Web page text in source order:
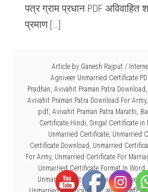
पत्र ग्राम प्रधान PDF अविवाहित
प्रमाण […]
Article by Ganesh Rajput /
Agniveer Unmarried Certificate
Pradhan, Avivahit Praman Patra Download,
Avivahit Praman Patra Download For Army,
pdf, Avivahit Praman Patra Marathi,
Certificate Hindi, Singal Certificate in
Unmarried Certificate, Unmarried
Certificate Download, Unmarried
For Army, Unmarried Certificate For
Unmarried Certificate Format In Word,
Unmarried Certificate Kaise Banaye,